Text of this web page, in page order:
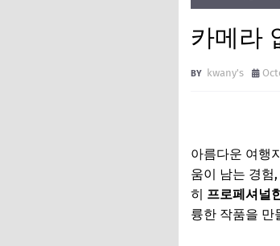
카메라
kwany's
아름다운 여행
움이 남는 경험
히 프로페셔널
륭한 작품을 만